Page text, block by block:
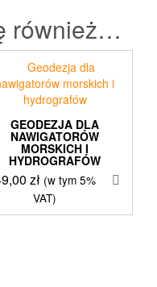
również…
GEODEZJA DLA
NAWIGATORÓW
MORSKICH I
HYDROGRAFÓW
zł (w tym 5%
VAT)